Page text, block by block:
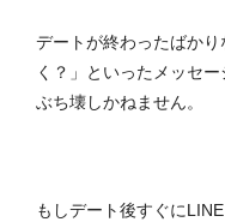
デートが終わったばか
く？」といったメッセ
ぶち壊しかねません。
もしデート後すぐに